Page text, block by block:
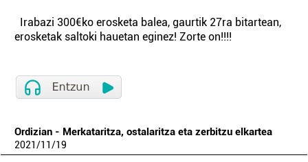
Irabazi 300€ko erosketa balea, gaurtik 27ra bitartean,
erosketak saltoki hauetan eginez! Zorte on!!!!
Ordizian - Merkataritza, ostalaritza eta zerbitzu elkartea
2021/11/19